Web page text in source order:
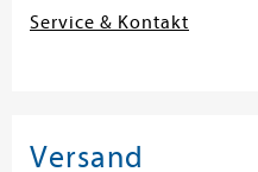
Service & Kontakt
Versand